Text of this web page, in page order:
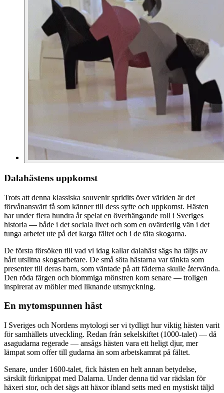
Dalahästens uppkomst
Trots att denna klassiska souvenir spridits över världen är det
förvånansvärt få som känner till dess syfte och uppkomst. Hästen
har under flera hundra år spelat en överhängande roll i Sveriges
historia — både i det sociala livet och som en ovärderlig vän i det
tunga arbetet ute på det karga fältet och i de täta skogarna.
De första försöken till vad vi idag kallar dalahäst sägs ha täljts av
hårt utslitna skogsarbetare. De små söta hästarna var tänkta som
presenter till deras barn, som väntade på att fäderna skulle återvända.
Den röda färgen och blommiga mönstren kom senare — troligen
inspirerat av möbler med liknande utsmyckning.
En mytomspunnen häst
I Sveriges och Nordens mytologi ser vi tydligt hur viktig hästen varit
för samhällets utveckling. Redan från sekelskiftet (1000-talet) — då
asagudarna regerade — ansågs hästen vara ett heligt djur, mer
lämpat som offer till gudarna än som arbetskamrat på fältet.
Senare, under 1600-talet, fick hästen en helt annan betydelse,
särskilt förknippat med Dalarna. Under denna tid var rädslan för
häxeri stor, och det sägs att häxor ibland setts med en mystiskt täljd